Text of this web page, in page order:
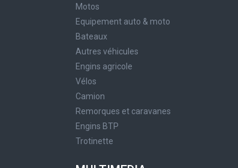
Motos
Equipement auto & moto
Bateaux
Autres véhicules
Engins agricole
Vélos
Camion
Remorques et caravanes
Engins BTP
Trotinette